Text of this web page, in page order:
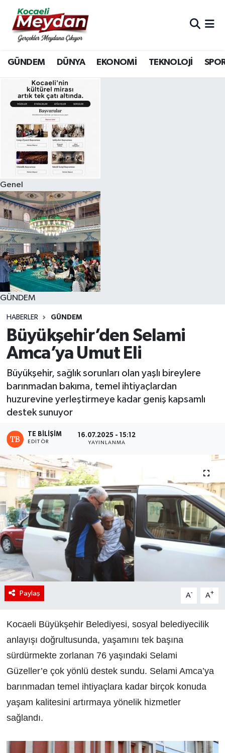
GÜNDEM DÜNYA EKONOMİ TEKNOLOJİ
Genel
GÜNDEM
HABERLER GÜNDEM
Büyükşehir’den Selami
Amca’ya Umut Eli
Büyükşehir, sağlık sorunları olan yaşlı bireylere
barınmadan bakıma, temel ihtiyaçlardan
huzurevine yerleştirmeye kadar geniş kapsamlı
destek sunuyor
TE BILIŞIM
EDITÖR
16.07.2025 - 15:12
YAYINLANMA
Paylaş A- A+
Kocaeli Büyükşehir Belediyesi, sosyal belediyecilik
anlayışı doğrultusunda, yaşamını tek başına
sürdürmekte zorlanan 76 yaşındaki Selami
Güzeller’e çok yönlü destek sundu. Selami Amca’ya
barınmadan temel ihtiyaçlara kadar birçok konuda
yaşam kalitesini artırmaya yönelik hizmetler
sağlandı.
Nöbetçi Eczaneler
Hava Durumu
Trafik Durumu
Süper Lig Puan Durumu ve Fikstür
Tüm Manşetler
Son Dakika Haberleri
Haber Arşivi